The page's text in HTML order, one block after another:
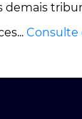
demais
Consulte